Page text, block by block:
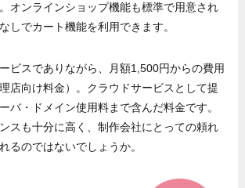
オンラインショップ機能も標準で用意され
しでカート機能を利用できます。
ビスでありながら、月額1,500円からの費用
店向け料金）。クラウドサービスとして提
バ・ドメイン使用料まで含んだ料金です。
スも十分に高く、制作会社にとっての頼れ
るのではないでしょうか。